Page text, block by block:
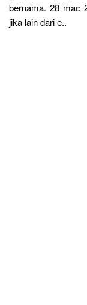
bernama. 28 mac
jika lain dari e..